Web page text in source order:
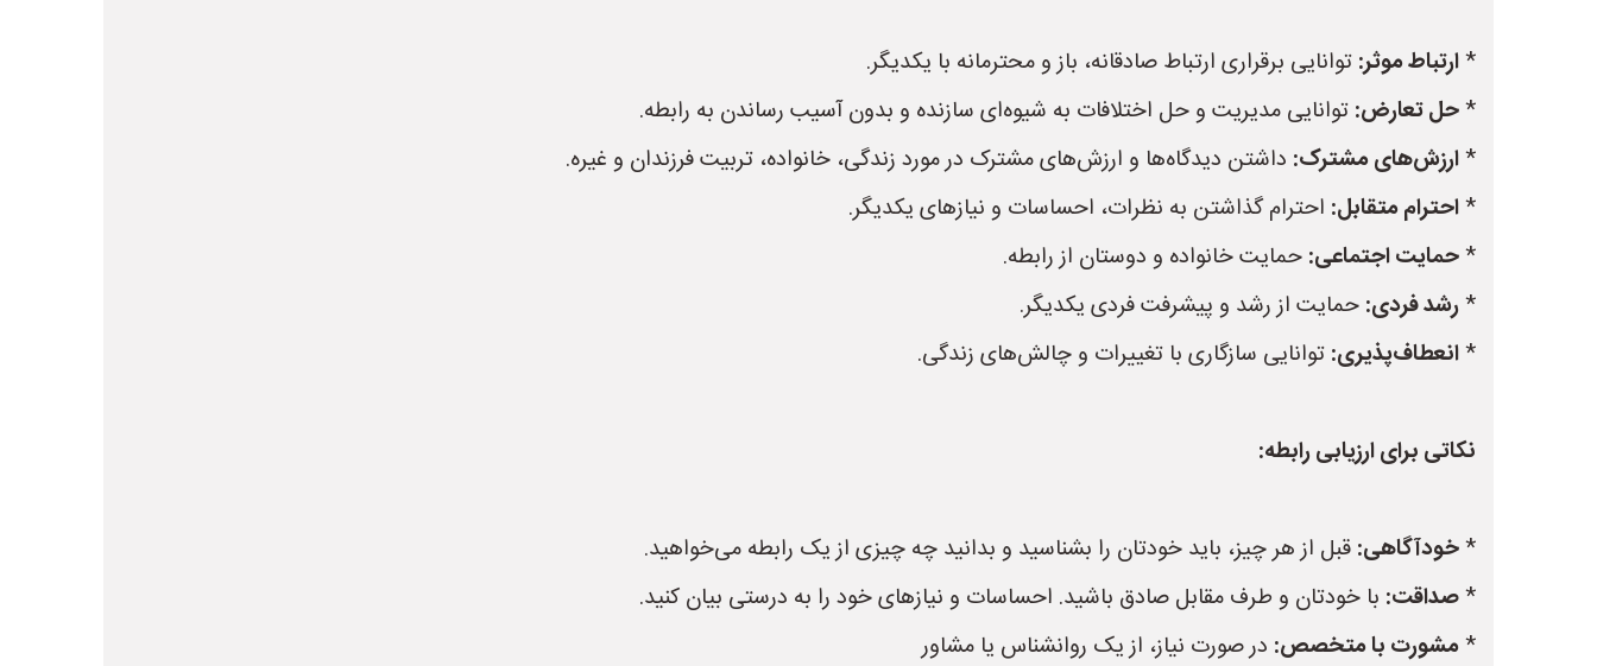
*ارتباط موثر: توانایی برقراری ارتباط صادقانه، باز و محترمانه با یکدیگر.
*حل تعارض: توانایی مدیریت و حل اختلافات به شیوه‌ای سازنده و بدون آسیب رساندن به رابطه.
*ارزش‌های مشترک: داشتن دیدگاه‌ها و ارزش‌های مشترک در مورد زندگی، خانواده، تربیت فرزندان و غیره.
*احترام متقابل: احترام گذاشتن به نظرات، احساسات و نیازهای یکدیگر.
*حمایت اجتماعی: حمایت خانواده و دوستان از رابطه.
*رشد فردی: حمایت از رشد و پیشرفت فردی یکدیگر.
*انعطاف‌پذیری: توانایی سازگاری با تغییرات و چالش‌های زندگی.
نکاتی برای ارزیابی رابطه:
*خودآگاهی: قبل از هر چیز، باید خودتان را بشناسید و بدانید چه چیزی از یک رابطه می‌خواهید.
*صداقت: با خودتان و طرف مقابل صادق باشید. احساسات و نیازهای خود را به درستی بیان کنید.
*مشورت با متخصص: در صورت نیاز، از یک روانشناس یا مشاور